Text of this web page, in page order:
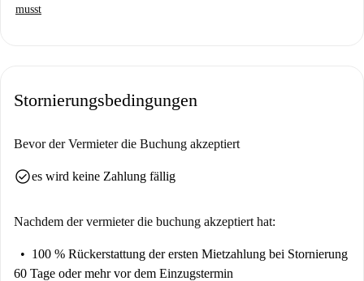
musst
Stornierungsbedingungen
Bevor der Vermieter die Buchung akzeptiert
check_circlees wird keine Zahlung fällig
Nachdem der vermieter die buchung akzeptiert hat:
100 % Rückerstattung der ersten Mietzahlung bei Stornierung
60 Tage oder mehr vor dem Einzugstermin